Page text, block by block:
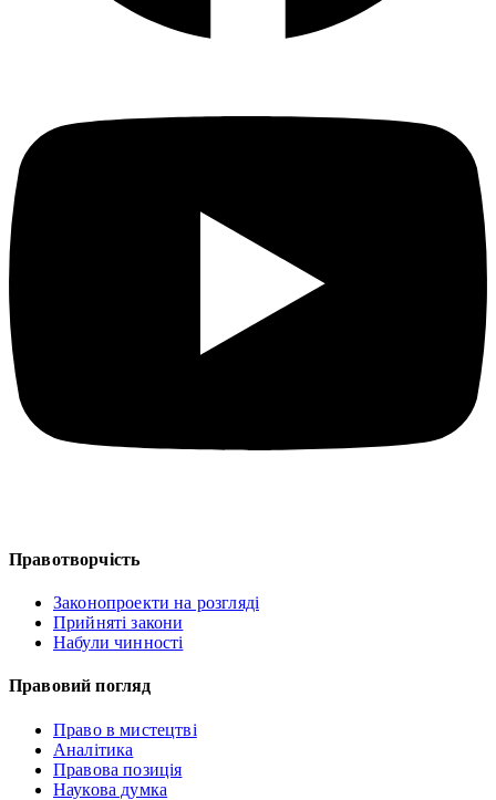
Правотворчість
Законопроекти на розгляді
Прийняті закони
Набули чинності
Правовий погляд
Право в мистецтві
Аналітика
Правова позиція
Наукова думка